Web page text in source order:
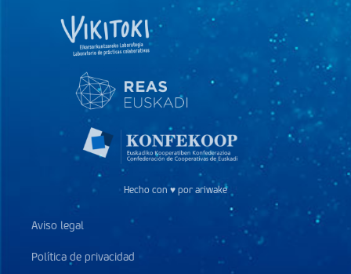
Hecho con ♥ por ariwake
Aviso legal
Política de privacidad